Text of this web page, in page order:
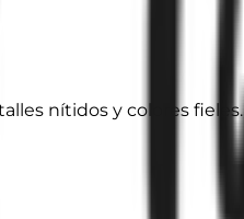
nítidos y colores fieles.